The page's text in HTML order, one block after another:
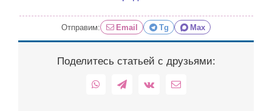
Отправим: Email Tg Max
Поделитесь статьей с друзьями:
WhatsAppTelegram
Vk Email